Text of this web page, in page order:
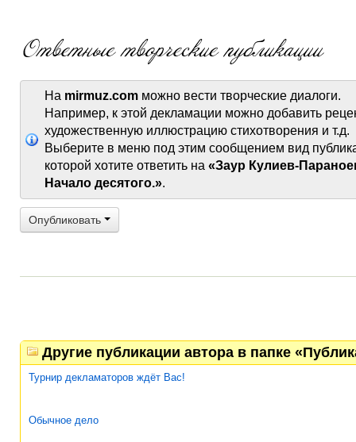
На mirmuz.com можно вести творческие диалоги.
Например, к этой декламации можно добавить
художественную иллюстрацию стихотворения и т.д.
Выберите в меню под этим сообщением вид
которой хотите ответить на «Заур Кулиев-
Начало десятого.».
Опубликовать
Другие публикации автора в папке
Турнир декламаторов ждёт Вас!
Обычное дело